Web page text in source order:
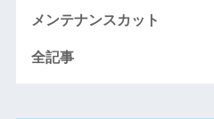
メンテナンスカット
全記事